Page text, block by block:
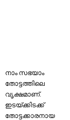
നാം സഭയാം
തോട്ടത്തിലെ
വൃക്ഷമാണ്.
ഇടയ്ക്കിടക്ക്
തോട്ടക്കാരനായ